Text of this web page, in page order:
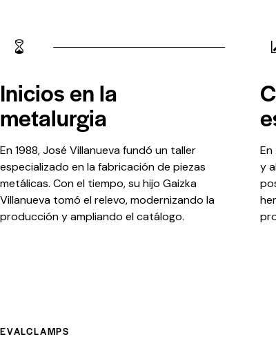
Inicios en la
metalurgia
En 1988, José Villanueva fundó un taller
especializado en la fabricación de piezas
metálicas. Con el tiempo, su hijo Gaizka
Villanueva tomó el relevo, modernizando la
producción y ampliando el catálogo.
y
EVALCLAMPS